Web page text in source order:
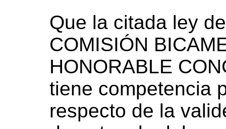
Que la citada ley
COMISIÓN
HONORABLE
tiene competencia
respecto de la